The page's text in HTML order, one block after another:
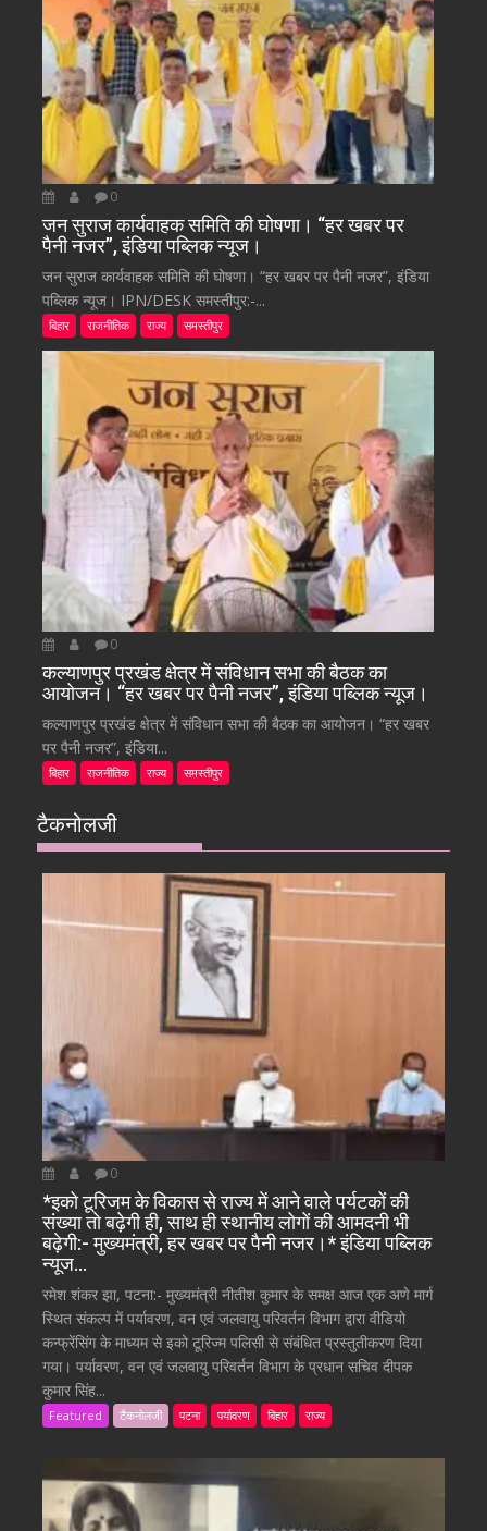
0
जन सुराज कार्यवाहक समिति की घोषणा। “हर खबर पर
पैनी नजर”, इंडिया पब्लिक न्यूज।
जन सुराज कार्यवाहक समिति की घोषणा। “हर खबर पर पैनी नजर”, इंडिया
पब्लिक न्यूज। IPN/DESK समस्तीपुर:-...
बिहार राजनीतिक राज्य समस्तीपुर
0
कल्याणपुर प्रखंड क्षेत्र में संविधान सभा की बैठक का
आयोजन। “हर खबर पर पैनी नजर”, इंडिया पब्लिक न्यूज।
कल्याणपुर प्रखंड क्षेत्र में संविधान सभा की बैठक का आयोजन। “हर खबर
पर पैनी नजर”, इंडिया...
बिहार राजनीतिक राज्य समस्तीपुर
टैकनोलजी
0
*इको टूरिजम के विकास से राज्य में आने वाले पर्यटकों की
संख्या तो बढ़ेगी ही, साथ ही स्थानीय लोगों की आमदनी भी
बढ़ेगी:- मुख्यमंत्री, हर खबर पर पैनी नजर।* इंडिया पब्लिक
न्यूज…
रमेश शंकर झा, पटना:- मुख्यमंत्री नीतीश कुमार के समक्ष आज एक अणे मार्ग
स्थित संकल्प में पर्यावरण, वन एवं जलवायु परिवर्तन विभाग द्वारा वीडियो
कन्फ्रेंसिंग के माध्यम से इको टूरिज्म पलिसी से संबंधित प्रस्तुतीकरण दिया
गया। पर्यावरण, वन एवं जलवायु परिवर्तन विभाग के प्रधान सचिव दीपक
कुमार सिंह...
Featured टैकनोलजी पटना पर्यावरण बिहार राज्य